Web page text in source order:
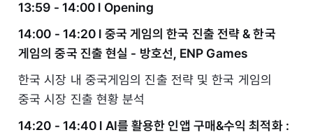
13:59 - 14:00 l Opening
14:00 - 14:20 l 중국 게임의 한국 진출 전략 & 한국
게임의 중국 진출 현실 - 방호선, ENP Games
한국 시장 내 중국게임의 진출 전략 및 한국 게임의
중국 시장 진출 현황 분석
14:20 - 14:40 l AI를 활용한 인앱 구매&수익 최적화 :